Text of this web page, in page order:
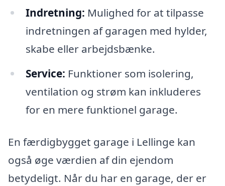
Indretning: Mulighed for at tilpasse
indretningen af garagen med hylder,
skabe eller arbejdsbænke.
Service: Funktioner som isolering,
ventilation og strøm kan inkluderes
for en mere funktionel garage.
En færdigbygget garage i Lellinge kan
også øge værdien af din ejendom
betydeligt. Når du har en garage, der er